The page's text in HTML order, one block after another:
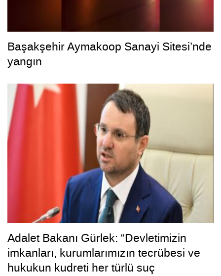
Başakşehir Aymakoop Sanayi Sitesi’nde
yangın
Adalet Bakanı Gürlek: “Devletimizin
imkanları, kurumlarımızın tecrübesi ve
hukukun kudreti her türlü suç